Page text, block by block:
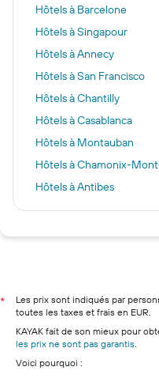
Hôtels à Barcelone
Hôtels à Singapour
Hôtels à Annecy
Hôtels à San Francisco
Hôtels à Chantilly
Hôtels à Casablanca
Hôtels à Montauban
Hôtels à Chamonix-
Hôtels à Antibes
Hôtels à Boulogne-sur-
Hôtels à Deauville
Hôtels à Bordeaux
Hôtels à Cannes
Hôtels à Ajaccio
*
Les prix sont indiqués par
toutes les taxes et frais en EUR.
KAYAK fait de son mieux pour
les prix ne sont pas garantis.
Voici pourquoi :